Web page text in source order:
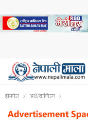
होमपेज अर्थ/वाणिज्य